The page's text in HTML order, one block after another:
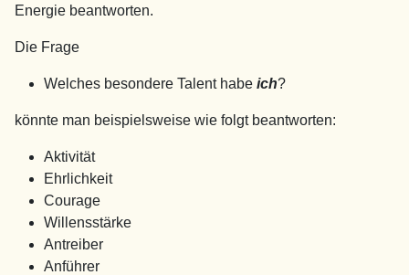
Energie beantworten.
Die Frage
Welches besondere Talent habe ich?
könnte man beispielsweise wie folgt beantworten:
Aktivität
Ehrlichkeit
Courage
Willensstärke
Antreiber
Anführer